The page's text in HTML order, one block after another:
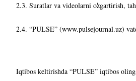
2.3. Suratlar va videolarni ozgartirish,
2.4. “PULSE” (www.pulsejournal.uz)
Iqtibos keltirishda “PULSE” iqtibos